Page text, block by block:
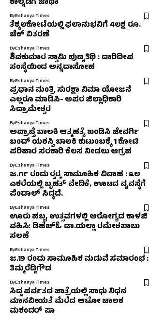
ByEshanya Times
ತೆಕ್ಕಲಕೋಟೆಯಲ್ಲಿ ಫಲಾನುಭವಿಗೆ 4ಲಕ್ಷ ರೂ.
ಚೆಕ್ ವಿತರಣೆ
ByEshanya Times
ಶಿವಕುಮಾರ ಸ್ವಾಮಿ ಪುಣ್ಯತಿಥಿ : ದಾರಿದೀಪ
ಸಂಸ್ಥೆಯಿಂದ ಅನ್ನದಾಸೋಹ
ByEshanya Times
ಪ್ರಧಾನ ಮಂತ್ರಿ ಸುರಕ್ಷಾ ವಿಮಾ ಯೋಜನೆ
ಎಲ್ಲರೂ ಮಾಡಿಸಿ- ಅಪರ ಜಿಲ್ಲಾಧಿಕಾರಿ
ಸಿದ್ರಾಮೇಶ್ವರ
ByEshanya Times
ಅಪ್ರಾಪ್ತೆ ಬಾಲಕಿ ಆತ್ಮಹತ್ಯೆ ಖಂಡಿಸಿ ಜೇವರ್ಗಿ
ಬಂದ್ ಯಶಸ್ವಿ ಬಾಲಕಿ ಕುಟುಂಬಕ್ಕೆ 1 ಕೋಟಿ
ಪರಿಹಾರ ಸರಕಾರಿ ಕೆಲಸ ನೀಡಲು ಆಗ್ರಹ
ByEshanya Times
ಜ.೧೯ ರಂದು ರ‍್ವರ‍್ಮ ಸಾಮೂಹಿಕ ವಿವಾಹ : ೩೮
ಎಕರೆಯಲ್ಲಿ ಬೃಹತ್ ವೇದಿಕೆ, ಊಟದ ವ್ಯವಸ್ಥೆಗೆ
ಪೆಂಡಾಲ್ ಸಿದ್ಧದೆ.
ByEshanya Times
ಊರು ಹಬ್ಬ, ಉತ್ಸವಗಳಲ್ಲಿ ಆರೋಗ್ಯದ ಕಾಳಜಿ
ವಹಿಸಿ: ಡಿಹೆಚ್‌ಓ ಡಾ.ಯಲ್ಲಾ ರಮೇಶಬಾಬು
ಸಲಹೆ
ByEshanya Times
ಜ.19 ರಂದು ಸಾಮೂಹಿಕ ಮದುವೆ ಸಮಾರಂಭ :
ತಿಮ್ಮರೆಡ್ಡಿಗೌಡ
ByEshanya Times
ಸಿದ್ದ ಪರ್ವತದ ಜಾತ್ರೆಯಲ್ಲಿ ಸಾಧು ನಿಧನ
ಮಾನವೀಯತೆ ಮೆರೆದ ಆಟೋ ಚಾಲಕ
ಮಕಂದರ್ ಷಾ